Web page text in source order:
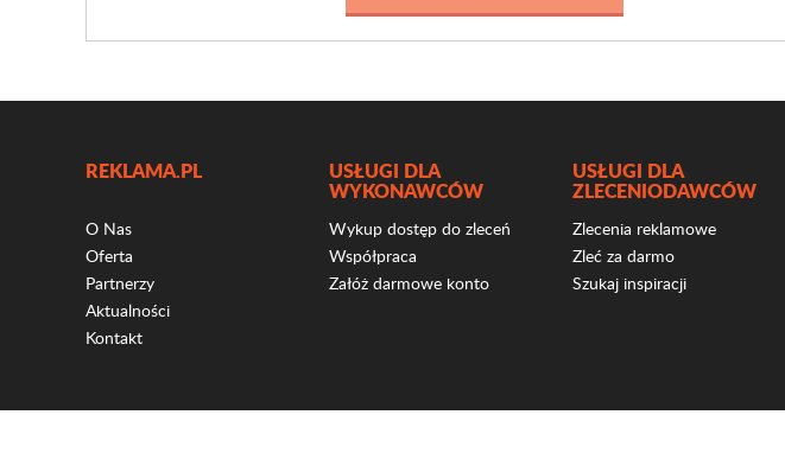
REKLAMA.PL
O Nas
Oferta
Partnerzy
Aktualności
Kontakt
USŁUGI DLA
WYKONAWCÓW
Wykup dostęp do zleceń
Współpraca
Załóż darmowe konto
USŁUGI DLA
ZLECENIODAWCÓW
Zlecenia reklamowe
Zleć za darmo
Szukaj inspiracji